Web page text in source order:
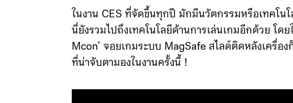
ในงาน CES ที่จัดขึ้นทุกปี มักมีนวัตกรรมหรือเทคโน
นี่ยังรวมไปถึงเทคโนโลยีด้านการเล่นเกมอีกด้วย โด
Mcon’ จอยเกมระบบ MagSafe สไลด์ติดหลังเครื่
ที่น่าจับตามองในงานครั้งนี้ !